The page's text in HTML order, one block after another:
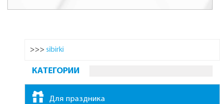
>>> sibirki
КАТЕГОРИИ
Для праздника